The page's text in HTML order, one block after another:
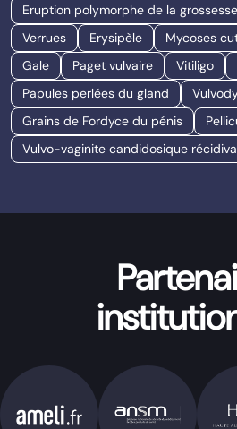
Eruption polymorphe de la grossesse
Verrues
Erysipèle Mycoses
Gale
Paget vulvaire Vitiligo
Papules perlées du gland
Grains de Fordyce du pénis
Vulvo-vaginite candidosique